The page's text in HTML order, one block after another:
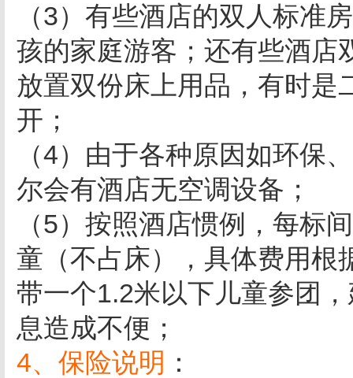
（3）有些酒店的双人标准
孩的家庭游客；还有些酒店
放置双份床上用品，有时是
开；
（4）由于各种原因如环保
尔会有酒店无空调设备；
（5）按照酒店惯例，每标
童（不占床），具体费用根
带一个1.2米以下儿童参团
息造成不便；
4、保险说明 ：